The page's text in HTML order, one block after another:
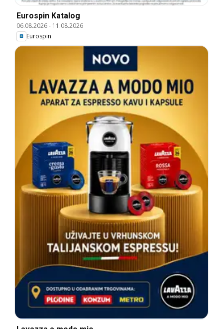
Eurospin Katalog
06.08.2026- 11.08.2026
Eurospin